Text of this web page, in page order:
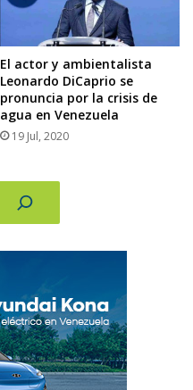
El actor y ambientalista
Leonardo DiCaprio se
pronuncia por la crisis de
agua en Venezuela
19 Jul, 2020